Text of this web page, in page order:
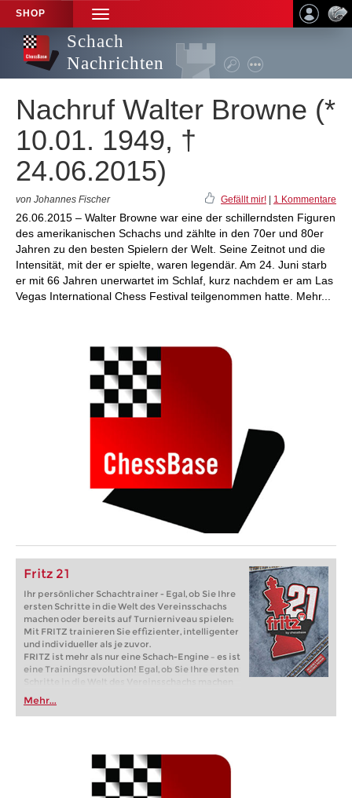
SHOP
TOGGLE
NAVIGATION
Schach
Nachrichten
Nachruf Walter Browne (*
10.01. 1949, †
24.06.2015)
von Johannes Fischer Gefällt mir! 1 Kommentare
26.06.2015 – Walter Browne war eine der schillerndsten Figuren
des amerikanischen Schachs und zählte in den 70er und 80er
Jahren zu den besten Spielern der Welt. Seine Zeitnot und die
Intensität, mit der er spielte, waren legendär. Am 24. Juni starb
er mit 66 Jahren unerwartet im Schlaf, kurz nachdem er am Las
Vegas International Chess Festival teilgenommen hatte. Mehr...
Fritz 21
Ihr persönlicher Schachtrainer - Egal, ob Sie Ihre
ersten Schritte in die Welt des Vereinsschachs
machen oder bereits auf Turnierniveau spielen:
Mit FRITZ trainieren Sie effizienter, intelligenter
und individueller als je zuvor.
FRITZ ist mehr als nur eine Schach-Engine – es ist
eine Trainingsrevolution! Egal, ob Sie Ihre ersten
Schritte in die Welt des Vereinsschachs machen
oder bereits auf Turnierniveau spielen: Mit
FRITZ trainieren Sie effizienter, intelligenter und
individueller als je zuvor.
Mehr...